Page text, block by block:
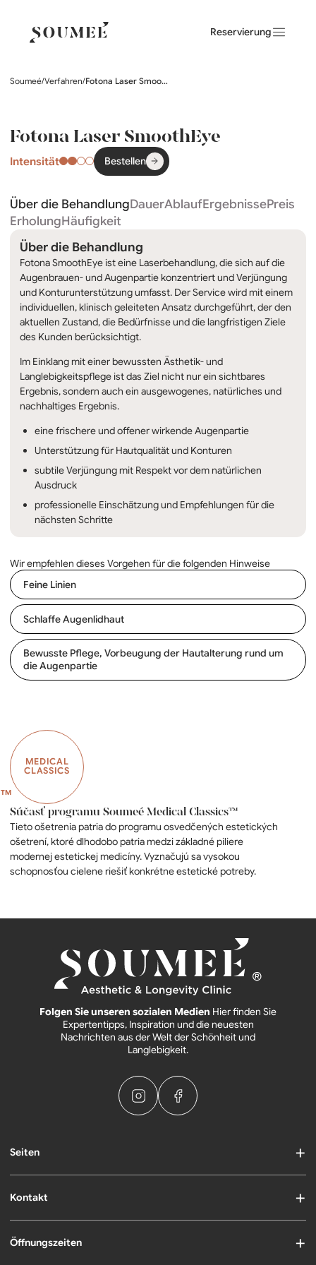
Reservierung
Soumeé/Verfahren/ Fotona Laser SmoothEye
Fotona Laser SmoothEye
Intensität Bestellen
Wir empfehlen dieses Vorgehen für die folgenden Hinweise
Feine Linien
Schlaffe Augenlidhaut
Bewusste Pflege, Vorbeugung der Hautalterung rund um
die Augenpartie
MEDICAL
CLASSICS
Súčasť programu Soumeé Medical Classics™
Tieto ošetrenia patria do programu osvedčených estetických
ošetrení, ktoré dlhodobo patria medzi základné piliere
modernej estetickej medicíny. Vyznačujú sa vysokou
schopnosťou cielene riešiť konkrétne estetické potreby.
Über die BehandlungDauerAblaufErgebnissePreis
ErholungHäufigkeit
Über die Behandlung
Fotona SmoothEye ist eine Laserbehandlung, die sich auf die
Augenbrauen- und Augenpartie konzentriert und Verjüngung
und Konturunterstützung umfasst. Der Service wird mit einem
individuellen, klinisch geleiteten Ansatz durchgeführt, der den
aktuellen Zustand, die Bedürfnisse und die langfristigen Ziele
des Kunden berücksichtigt.
Im Einklang mit einer bewussten Ästhetik- und
Langlebigkeitspflege ist das Ziel nicht nur ein sichtbares
Ergebnis, sondern auch ein ausgewogenes, natürliches und
nachhaltiges Ergebnis.
eine frischere und offener wirkende Augenpartie
Unterstützung für Hautqualität und Konturen
subtile Verjüngung mit Respekt vor dem natürlichen
Ausdruck
professionelle Einschätzung und Empfehlungen für die
nächsten Schritte
Folgen Sie unseren sozialen Medien Hier finden Sie
Expertentipps, Inspiration und die neuesten
Nachrichten aus der Welt der Schönheit und
Langlebigkeit.
Seiten
Kontakt
Öffnungszeiten